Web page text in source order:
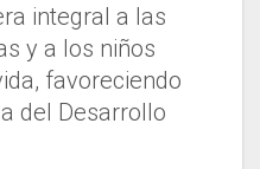
integral a las
y a los niños
favoreciendo
del Desarrollo